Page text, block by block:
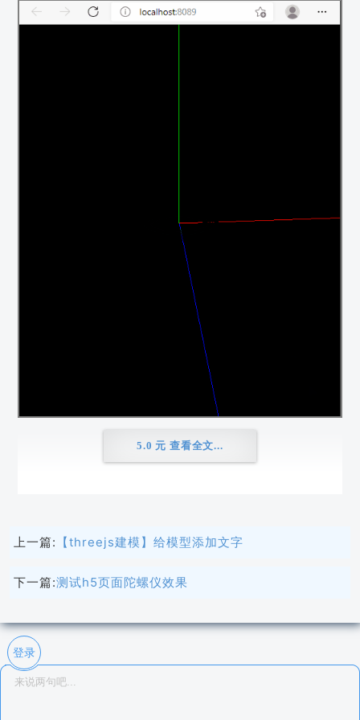
5.0元 查看全文...
上一篇: 【threejs建模】给模型添加文字
下一篇:测试h5页面陀螺仪效果
登录